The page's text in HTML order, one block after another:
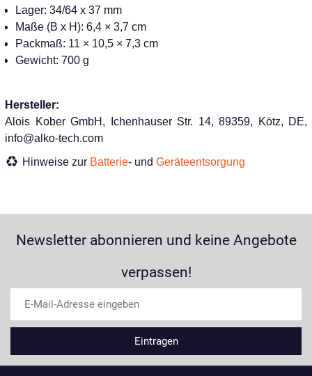
Lager: 34/64 x 37 mm
Maße (B x H): 6,4 × 3,7 cm
Packmaß: 11 × 10,5 × 7,3 cm
Gewicht: 700 g
Hersteller:
Alois Kober GmbH, Ichenhauser Str. 14, 89359, Kötz, DE,
info@alko-tech.com
Hinweise zur Batterie- und Geräteentsorgung
Newsletter abonnieren und keine Angebote
verpassen!